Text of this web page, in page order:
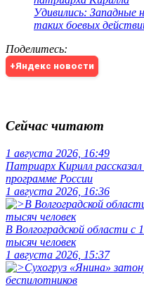
Удивились: Западные
таких боевых
Поделитесь:
+Яндекс новости
Сейчас читают
1 августа 2026, 16:49
Патриарх Кирилл
программе России
1 августа 2026, 16:36
В Волгоградской области с
тысяч человек
1 августа 2026, 15:37